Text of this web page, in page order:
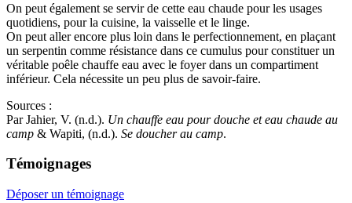
On peut également se servir de cette eau chaude pour les usages
quotidiens, pour la cuisine, la vaisselle et le linge.
On peut aller encore plus loin dans le perfectionnement, en plaçant
un serpentin comme résistance dans ce cumulus pour constituer un
véritable poêle chauffe eau avec le foyer dans un compartiment
inférieur. Cela nécessite un peu plus de savoir-faire.
Sources :
Par Jahier, V. (n.d.). Un chauffe eau pour douche et eau chaude au
camp & Wapiti, (n.d.). Se doucher au camp.
Témoignages
Déposer un témoignage